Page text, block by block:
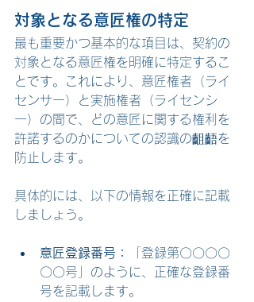
対象となる意匠権の特定
最も重要かつ基本的な項目は、契約の
対象となる意匠権を明確に特定するこ
とです。これにより、意匠権者（ライ
センサー）と実施権者（ライセンシ
ー）の間で、どの意匠に関する権利を
許諾するのかについての認識の齟齬を
防止します。
具体的には、以下の情報を正確に記載
しましょう。
意匠登録番号：
「登録第〇〇〇〇
〇〇号」のように、正確な登録番
号を記載します。